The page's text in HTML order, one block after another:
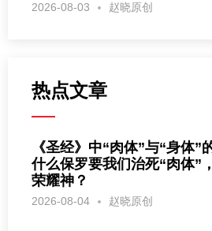
2026-08-03 赵晓原创
热点文章
《圣经》中“肉体”与“身体
什么保罗要我们治死“肉体”
荣耀神？
2026-08-04 赵晓原创